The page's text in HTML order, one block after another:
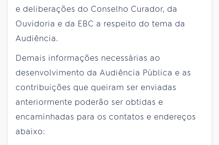
e deliberações do Conselho Curador, da
Ouvidoria e da EBC a respeito do tema da
Audiência.
Demais informações necessárias ao
desenvolvimento da Audiência Pública e as
contribuições que queiram ser enviadas
anteriormente poderão ser obtidas e
encaminhadas para os contatos e endereços
abaixo: